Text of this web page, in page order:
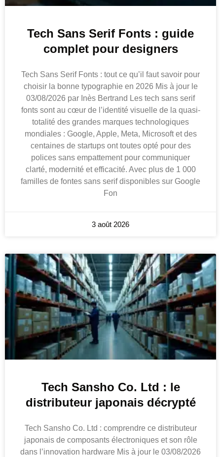
Tech Sans Serif Fonts : guide
complet pour designers
Tech Sans Serif Fonts : tout ce qu’il faut savoir pour
choisir la bonne typographie en 2026 Mis à jour le
03/08/2026 par Inès Bertrand Les tech sans serif
fonts sont au cœur de l’identité visuelle de la quasi-
totalité des grandes marques technologiques
mondiales : Google, Apple, Meta, Microsoft et des
centaines de startups ont toutes opté pour des
polices sans empattement pour communiquer
clarté, modernité et efficacité. Avec plus de 1 000
familles de fontes sans serif disponibles sur Google
Fon
3 août 2026
Tech Sansho Co. Ltd : le
distributeur japonais décrypté
Tech Sansho Co. Ltd : comprendre ce distributeur
japonais de composants électroniques et son rôle
dans l’innovation hardware Mis à jour le 03/08/2026